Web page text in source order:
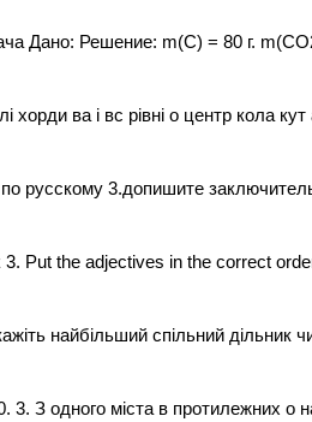
Дано: Решение: m(С) = 80 г.
хорди ва і вс рівні о центр кола
русскому 3.допишите
3. Put the adjectives in the correct
найбільший спільний дільник
3. З одного міста в протилежних о